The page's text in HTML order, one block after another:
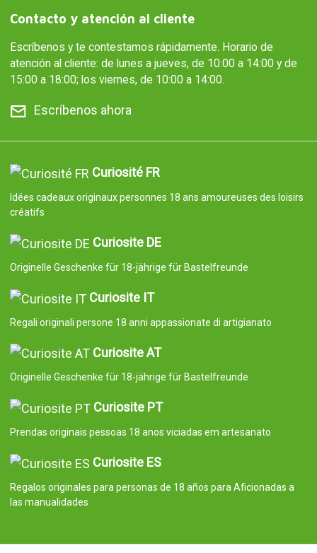
Contacto y atención al cliente
Escríbenos y te contestamos rápidamente. Horario de
atención al cliente: de lunes a jueves, de 10:00 a 14:00 y de
15:00 a 18:00; los viernes, de 10:00 a 14:00.
Escríbenos ahora
Curiosité FR
Idées cadeaux originaux personnes 18 ans amoureuses des loisirs
créatifs
Curiosite DE
Originelle Geschenke für 18-jährige für Bastelfreunde
Curiosite IT
Regali originali persone 18 anni appassionate di artigianato
Curiosite AT
Originelle Geschenke für 18-jährige für Bastelfreunde
Curiosite PT
Prendas originais pessoas 18 anos viciadas em artesanato
Curiosite ES
Regalos originales para personas de 18 años para Aficionadas a
las manualidades